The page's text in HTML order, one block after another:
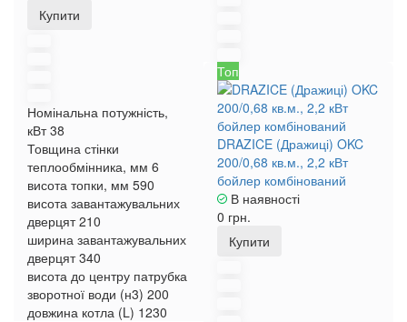
Купити
Номінальна потужність,
кВт 38
Товщина стінки
теплообмінника, мм 6
висота топки, мм 590
висота завантажувальних
дверцят 210
ширина завантажувальних
дверцят 340
висота до центру патрубка
зворотної води (н3) 200
довжина котла (L) 1230
Топ
DRAZICE (Дражиці) OKC
200/0,68 кв.м., 2,2 кВт
бойлер комбінований
В наявності
0 грн.
Купити